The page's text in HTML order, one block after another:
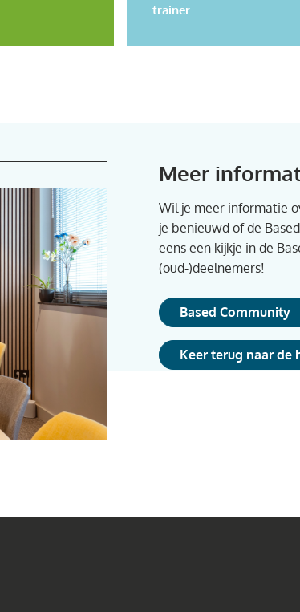
trainer
Meer
Wil je meer informatie
je benieuwd of de
eens een kijkje in de
(oud-)deelnemers!
Based Community
Keer terug naar de